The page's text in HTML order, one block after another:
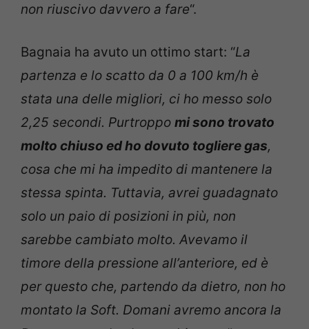
non riuscivo davvero a fare“.
Bagnaia ha avuto un ottimo start: “La
partenza e lo scatto da 0 a 100 km/h è
stata una delle migliori, ci ho messo solo
2,25 secondi. Purtroppo mi sono trovato
molto chiuso ed ho dovuto togliere gas,
cosa che mi ha impedito di mantenere la
stessa spinta. Tuttavia, avrei guadagnato
solo un paio di posizioni in più, non
sarebbe cambiato molto. Avevamo il
timore della pressione all’anteriore, ed è
per questo che, partendo da dietro, non ho
montato la Soft. Domani avremo ancora la